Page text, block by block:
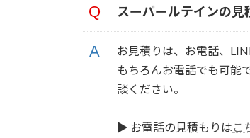
スーパールテインの見
お見積りは、お電話、
もちろんお電話でも可能
談ください。
▶ お電話の見積もりは こ